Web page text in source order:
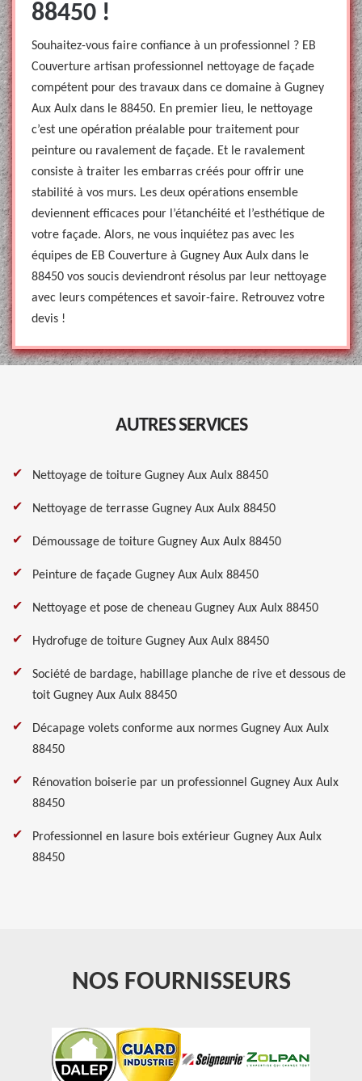
88450 !
Souhaitez-vous faire confiance à un professionnel ? EB
Couverture artisan professionnel nettoyage de façade
compétent pour des travaux dans ce domaine à Gugney
Aux Aulx dans le 88450. En premier lieu, le nettoyage
c’est une opération préalable pour traitement pour
peinture ou ravalement de façade. Et le ravalement
consiste à traiter les embarras créés pour offrir une
stabilité à vos murs. Les deux opérations ensemble
deviennent efficaces pour l’étanchéité et l’esthétique de
votre façade. Alors, ne vous inquiétez pas avec les
équipes de EB Couverture à Gugney Aux Aulx dans le
88450 vos soucis deviendront résolus par leur nettoyage
avec leurs compétences et savoir-faire. Retrouvez votre
devis !
AUTRES SERVICES
Nettoyage de toiture Gugney Aux Aulx 88450
Nettoyage de terrasse Gugney Aux Aulx 88450
Démoussage de toiture Gugney Aux Aulx 88450
Peinture de façade Gugney Aux Aulx 88450
Nettoyage et pose de cheneau Gugney Aux Aulx 88450
Hydrofuge de toiture Gugney Aux Aulx 88450
Société de bardage, habillage planche de rive et dessous de
toit Gugney Aux Aulx 88450
Décapage volets conforme aux normes Gugney Aux Aulx
88450
Rénovation boiserie par un professionnel Gugney Aux Aulx
88450
Professionnel en lasure bois extérieur Gugney Aux Aulx
88450
NOS FOURNISSEURS